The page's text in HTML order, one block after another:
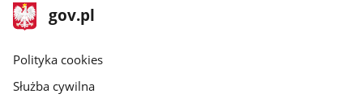
stopka
gov.pl
Strona
gov.pl
gov.pl
Polityka cookies
Służba cywilna